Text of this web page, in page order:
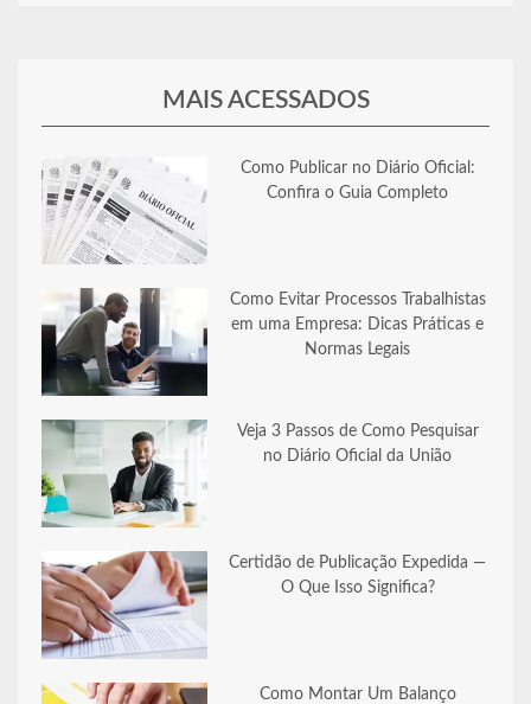
MAIS ACESSADOS
Como Publicar no Diário Oficial:
Confira o Guia Completo
Como Evitar Processos Trabalhistas
em uma Empresa: Dicas Práticas e
Normas Legais
Veja 3 Passos de Como Pesquisar
no Diário Oficial da União
Certidão de Publicação Expedida —
O Que Isso Significa?
Como Montar Um Balanço